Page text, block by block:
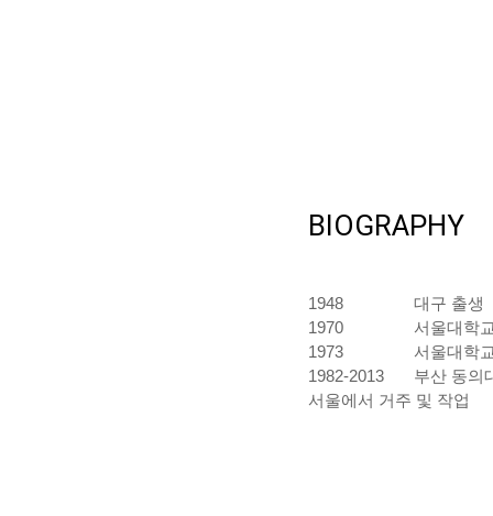
BIOGRAPHY
1948
대구 출생
1970
서울대학
1973
서울대학
1982-2013
부산 동의
서울에서 거주 및 작업